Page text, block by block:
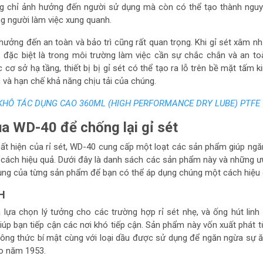
chỉ ảnh hưởng đến người sử dụng mà còn có thể tạo thành
người làm việc xung quanh.
đến an toàn và bảo trì cũng rất quan trọng. Khi gỉ sét xâm
đặc biệt là trong môi trường làm việc cần sự chắc chắn và an
cơ sở hạ tầng, thiết bị bị gỉ sét có thể tạo ra lỗ trên bề mặt tấm
hạn chế khả năng chịu tải của chúng.
TÁC DỤNG CAO 360ML (HIGH PERFORMANCE DRY LUBE) PTFE
WD-40 để chống lại gỉ sét
hiện của rỉ sét, WD-40 cung cấp một loạt các sản phẩm giúp
hiệu quả. Dưới đây là danh sách các sản phẩm này và những
của từng sản phẩm để bạn có thể áp dụng chúng một cách hiệu
lựa chọn lý tưởng cho các trường hợp rỉ sét nhẹ, và ống hút linh
bạn tiếp cận các nơi khó tiếp cận. Sản phẩm này vốn xuất phát
thức bí mật cùng với loại dầu được sử dụng để ngăn ngừa sự
năm 1953.